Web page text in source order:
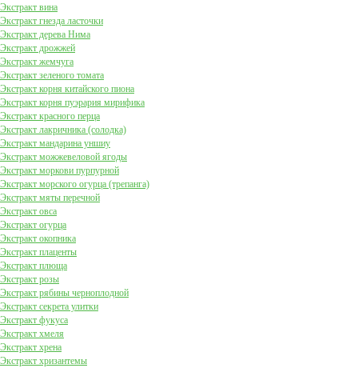
Экстракт вина
Экстракт гнезда ласточки
Экстракт дерева Нима
Экстракт дрожжей
Экстракт жемчуга
Экстракт зеленого томата
Экстракт корня китайского пиона
Экстракт корня пуэрария мирифика
Экстракт красного перца
Экстракт лакричника (солодка)
Экстракт мандарина уншиу
Экстракт можжевеловой ягоды
Экстракт моркови пурпурной
Экстракт морского огурца (трепанга)
Экстракт мяты перечной
Экстракт овса
Экстракт огурца
Экстракт окопника
Экстракт плаценты
Экстракт плюща
Экстракт розы
Экстракт рябины черноплодной
Экстракт секрета улитки
Экстракт фукуса
Экстракт хмеля
Экстракт хрена
Экстракт хризантемы